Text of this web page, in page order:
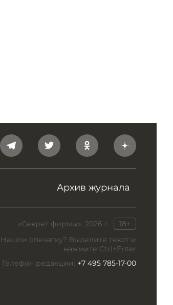
Архив журнала
«Секрет фирмы», 2026 г.
18+
Нашли опечатку? Выделите текст и
нажмите Ctrl+Enter
Телефон редакции: +7 495 785-17-00